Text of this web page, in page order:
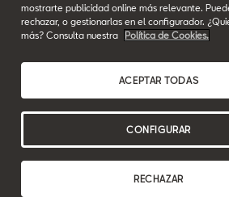
mostrarte publicidad online más relevante.
rechazar, o gestionarlas en el configurador.
más? Consulta nuestra
Política de Cookies.
RECHAZAR
ACEPTAR TODAS
CONFIGURAR